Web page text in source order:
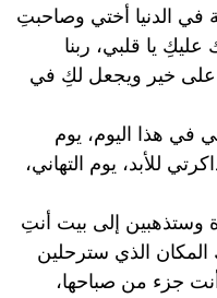
في الدنيا أختي وصاحبتِ
يا قلبي، ربنا
على خير ويجعل لكِ في
هذا اليوم، يوم
للأبد، يوم التهاني،
وستذهبين إلى بيت أنتِ
الذي سترحلين
أنت جزء من صباحها،